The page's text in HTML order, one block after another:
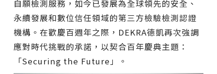
自願檢測服務，如今已發展為全球領先的安全、
永續發展和數位信任領域的第三方檢驗檢測認證
機構。在歡慶百週年之際，DEKRA德凱再次強調
應對時代挑戰的承諾，以契合百年慶典主題：
「Securing the Future」。